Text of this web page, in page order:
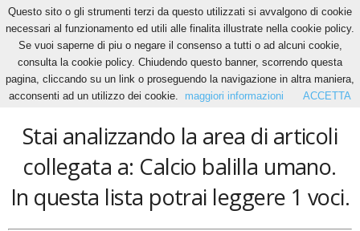
Home Tags Calcio balilla umano
Calcio balilla umano
Stai analizzando la area di articoli
collegata a: Calcio balilla umano.
In questa lista potrai leggere 1 voci.
Questo sito o gli strumenti terzi da questo utilizzati si avvalgono di cookie
necessari al funzionamento ed utili alle finalita illustrate nella cookie policy.
Se vuoi saperne di piu o negare il consenso a tutti o ad alcuni cookie,
consulta la cookie policy. Chiudendo questo banner, scorrendo questa
pagina, cliccando su un link o proseguendo la navigazione in altra maniera,
acconsenti ad un utilizzo dei cookie.
maggiori informazioni ACCETTA